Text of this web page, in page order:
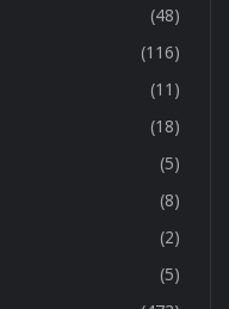
(48)
(116)
(11)
(18)
(5)
(8)
(2)
(5)